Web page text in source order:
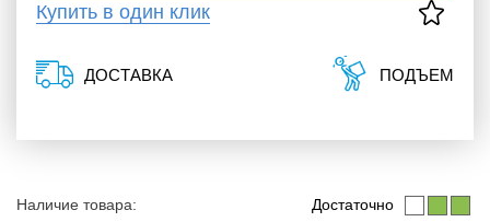
Наличие товара: Достаточно
Купить в один клик
ДОСТАВКА ПОДЪЕМ